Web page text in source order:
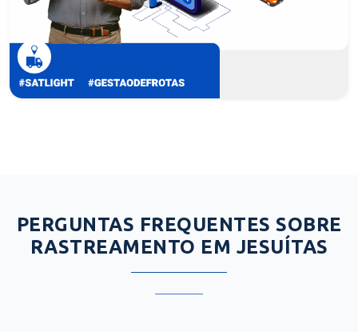
PERGUNTAS FREQUENTES SOBRE
RASTREAMENTO EM JESUÍTAS